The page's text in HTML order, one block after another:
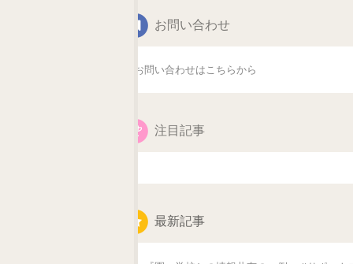
お問い合わせ
お問い合わせはこちらから
注目記事
最新記事